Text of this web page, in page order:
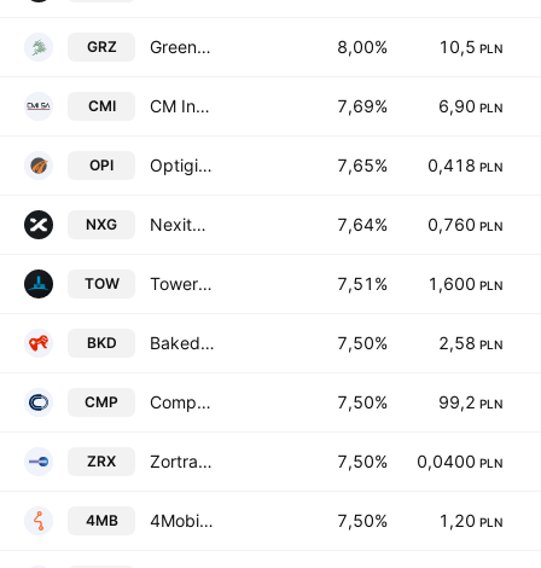
GRZ Green Zebras SA 8,00% 10,5 PLN
CMI CM International SA Class BC 7,69% 6,90 PLN
OPI Optigis S.A. 7,65% 0,418 PLN
NXG Nexity Global SA 7,64% 0,760 PLN
TOW Tower Investments SA 7,51% 1,600 PLN
BKD Baked Games SA 7,50% 2,58 PLN
CMP Comp S.A. 7,50% 99,2 PLN
ZRX Zortrax SA 7,50% 0,0400 PLN
4MB 4Mobility S.A. 7,50% 1,20 PLN